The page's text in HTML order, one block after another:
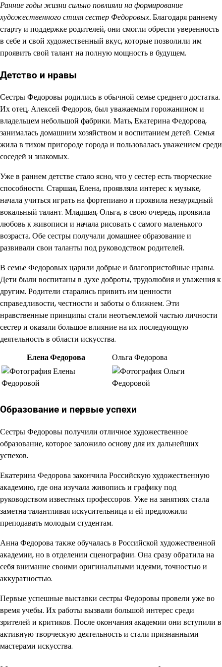
Ранние годы жизни сильно повлияли на формирование
художественного стиля сестер Федоровых.Благодаря раннему
старту и поддержке родителей, они смогли обрести уверенность
в себе и свой художественный вкус, которые позволили им
проявить свой талант на полную мощность в будущем.
Детство и нравы
Сестры Федоровы родились в обычной семье среднего достатка.
Их отец, Алексей Федоров, был уважаемым горожанином и
владельцем небольшой фабрики. Мать, Екатерина Федорова,
занималась домашним хозяйством и воспитанием детей. Семья
жила в тихом пригороде города и пользовалась уважением среди
соседей и знакомых.
Уже в раннем детстве стало ясно, что у сестер есть творческие
способности. Старшая, Елена, проявляла интерес к музыке,
начала учиться играть на фортепиано и проявила незаурядный
вокальный талант. Младшая, Ольга, в свою очередь, проявила
любовь к живописи и начала рисовать с самого маленького
возраста. Обе сестры получали домашнее образование и
развивали свои таланты под руководством родителей.
В семье Федоровых царили добрые и благопристойные нравы.
Дети были воспитаны в духе доброты, трудолюбия и уважения к
другим. Родители старались привить им ценности
справедливости, честности и заботы о ближнем. Эти
нравственные принципы стали неотъемлемой частью личности
сестер и оказали большое влияние на их последующую
деятельность в области искусства.
Елена Федорова
Ольга Федорова
Образование и первые успехи
Сестры Федоровы получили отличное художественное
образование, которое заложило основу для их дальнейших
успехов.
Екатерина Федорова закончила Российскую художественную
академию, где она изучала живопись и графику под
руководством известных профессоров. Уже на занятиях стала
заметна талантливая искусительница и ей предложили
преподавать молодым студентам.
Анна Федорова также обучалась в Российской художественной
академии, но в отделении сценографии. Она сразу обратила на
себя внимание своими оригинальными идеями, точностью и
аккуратностью.
Первые успешные выставки сестры Федоровы провели уже во
время учебы. Их работы вызвали большой интерес среди
зрителей и критиков. После окончания академии они вступили в
активную творческую деятельность и стали признанными
мастерами искусства.